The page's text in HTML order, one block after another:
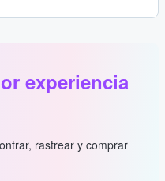
experiencia
rastrear y comprar